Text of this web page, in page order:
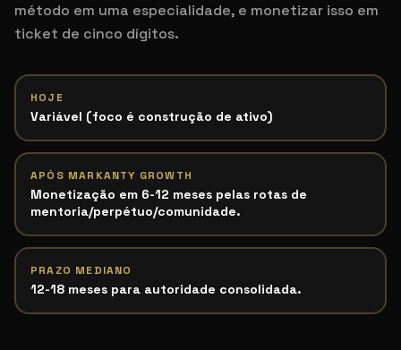
método em uma especialidade, e monetizar isso em
ticket de cinco dígitos.
HOJE
Variável (foco é construção de ativo)
APÓS MARKANTY GROWTH
Monetização em 6-12 meses pelas rotas de
mentoria/perpétuo/comunidade.
PRAZO MEDIANO
12-18 meses para autoridade consolidada.